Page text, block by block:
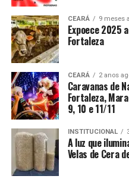
CEARÁ 9 meses
Expoece 2025
Fortaleza
CEARÁ 2 anos
Caravanas de
Fortaleza,
9, 10 e 11/11
INSTITUCIONAL
A luz que
Velas de Cera